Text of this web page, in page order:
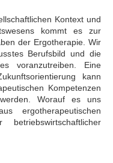
Kontext und
kommt es zur
der Ergotherapie. Wir
Berufsbild und die
voranzutreiben. Eine
kann
Kompetenzen
Worauf es uns
ergotherapeutischen